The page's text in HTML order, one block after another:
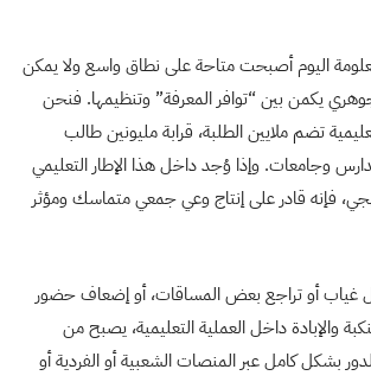
اليوم أصبحت متاحة على نطاق واسع ولا يمكن
يكمن بين “توافر المعرفة” وتنظيمها. فنحن
تضم ملايين الطلبة، قرابة مليونين طالب
وجامعات. وإذا وُجد داخل هذا الإطار التعليمي
فإنه قادر على إنتاج وعي جمعي متماسك ومؤثر
غياب أو تراجع بعض المساقات، أو إضعاف حضور
والإبادة داخل العملية التعليمية، يصبح من
بشكل كامل عبر المنصات الشعبية أو الفردية أو